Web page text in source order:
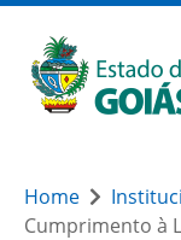
Home
Cumprimento à